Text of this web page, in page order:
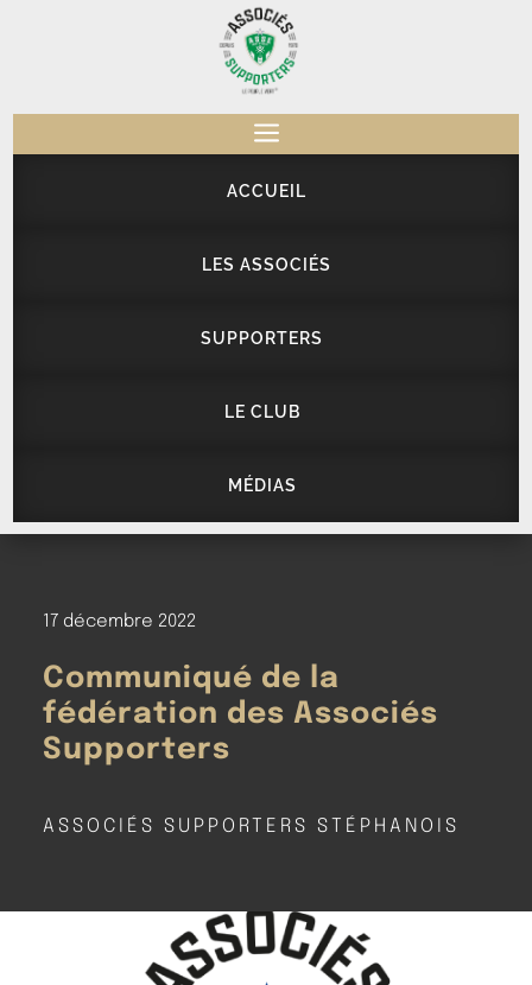
a
ACCUEIL
LES ASSOCIÉS
SUPPORTERS
LE CLUB
MÉDIAS
17 décembre 2022
Communiqué de la
fédération des Associés
Supporters
ASSOCIÉS SUPPORTERS STÉPHANOIS